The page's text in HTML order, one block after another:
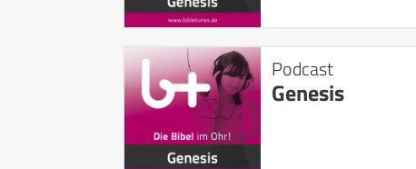
Podcast
Genesis